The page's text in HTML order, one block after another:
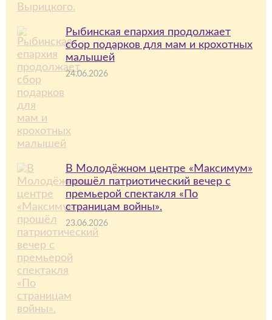
Рыбинская епархия продолжает
сбор подарков для мам и крохотных
малышей
24.06.2026
В Молодёжном центре «Максимум»
прошёл патриотический вечер с
премьерой спектакля «По
страницам войны».
23.06.2026